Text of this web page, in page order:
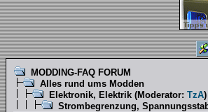
MODDING-FAQ FORUM
Alles rund ums Modden
Elektronik, Elektrik (Moderator: TzA)
Strombegrenzung,